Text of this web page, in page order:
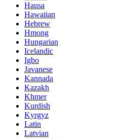
Hausa
Hawaiian
Hebrew
Hmong
Hungarian
Icelandic
Igbo
Javanese
Kannada
Kazakh
Khmer
Kurdish
Kyrgyz
Latin
Latvian